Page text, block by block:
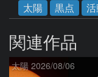
太陽
黒点
関連作品
太陽 2026/08/06